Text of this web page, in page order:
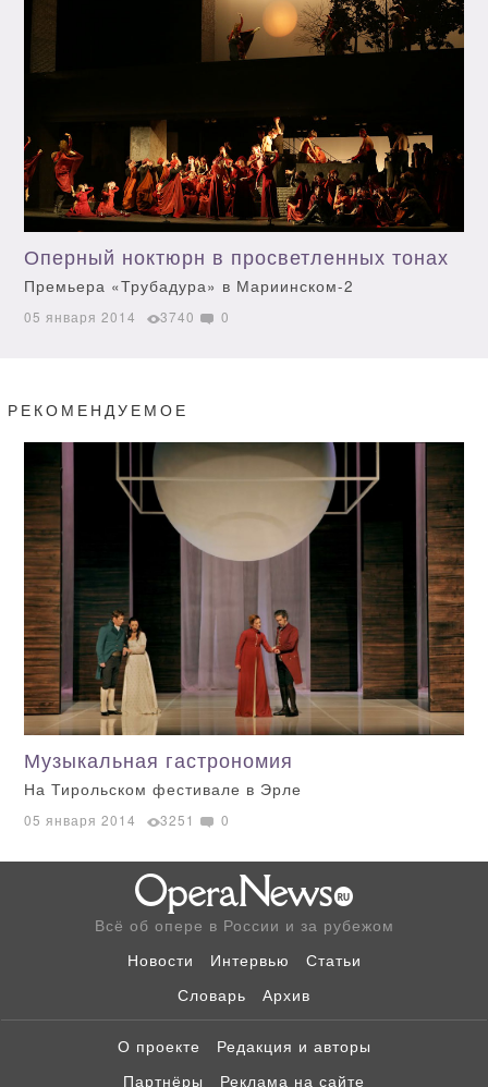
Оперный ноктюрн в просветленных тонах
Премьера «Трубадура» в Мариинском-2
05 января 2014 3740 0
РЕКОМЕНДУЕМОЕ
Музыкальная гастрономия
На Тирольском фестивале в Эрле
05 января 2014 3251 0
Всё об опере в России и за рубежом
Новости
Интервью
Статьи
Словарь
Архив
О проекте
Редакция и авторы
Партнёры
Реклама на сайте